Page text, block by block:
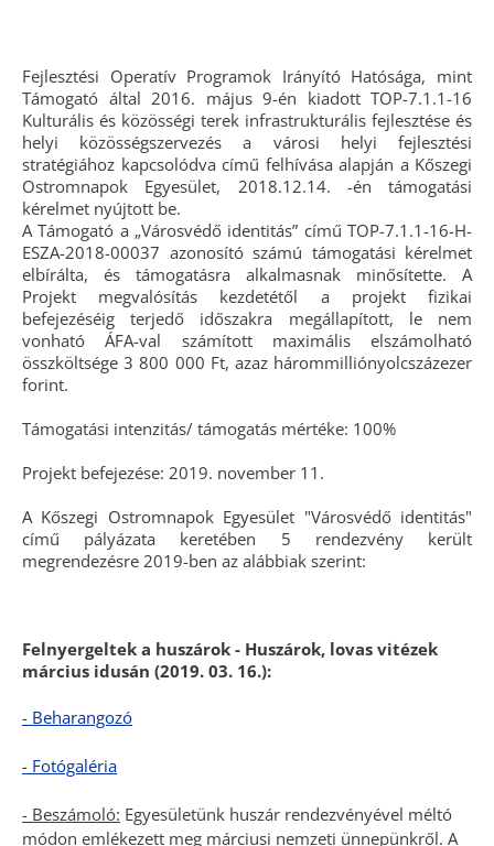
Fejlesztési Operatív Programok Irányító Hatósága, mint
Támogató által 2016. május 9-én kiadott TOP-7.1.1-16
Kulturális és közösségi terek infrastrukturális fejlesztése és
helyi közösségszervezés a városi helyi fejlesztési
stratégiához kapcsolódva című felhívása alapján a Kőszegi
Ostromnapok Egyesület, 2018.12.14. -én támogatási
kérelmet nyújtott be.
A Támogató a „Városvédő identitás” című TOP-7.1.1-16-H-
ESZA-2018-00037 azonosító számú támogatási kérelmet
elbírálta, és támogatásra alkalmasnak minősítette. A
Projekt megvalósítás kezdetétől a projekt fizikai
befejezéséig terjedő időszakra megállapított, le nem
vonható ÁFA-val számított maximális elszámolható
összköltsége 3 800 000 Ft, azaz hárommilliónyolcszázezer
forint.
Támogatási intenzitás/ támogatás mértéke: 100%
Projekt befejezése: 2019. november 11.
A Kőszegi Ostromnapok Egyesület "Városvédő identitás"
című pályázata keretében 5 rendezvény került
megrendezésre 2019-ben az alábbiak szerint:
Felnyergeltek a huszárok - Huszárok, lovas vitézek
március idusán (2019. 03. 16.):
- Beharangozó
- Fotógaléria
- Beszámoló: Egyesületünk huszár rendezvényével méltó
módon emlékezett meg márciusi nemzeti ünnepünkről. A